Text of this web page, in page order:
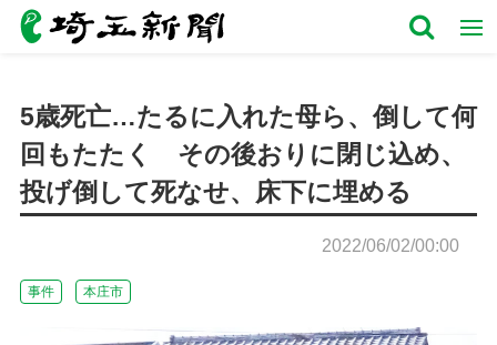
5歳死亡…たるに入れた母ら、倒して何
回もたたく その後おりに閉じ込め、
投げ倒して死なせ、床下に埋める
2022/06/02/00:00
事件 本庄市